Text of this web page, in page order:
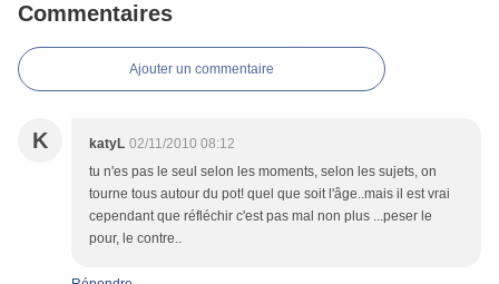
Commentaires
Ajouter un commentaire
K katyL 02/11/2010 08:12
tu n'es pas le seul selon les moments, selon les sujets, on
tourne tous autour du pot! quel que soit l'âge..mais il est vrai
cependant que réfléchir c'est pas mal non plus ...peser le
pour, le contre..